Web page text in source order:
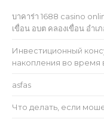
บาคาร่า 1688 casino
เขื่อน อบต คลองเขื่อน อำเ
Инвестиционный
накопления во время
asfas
Что делать, если